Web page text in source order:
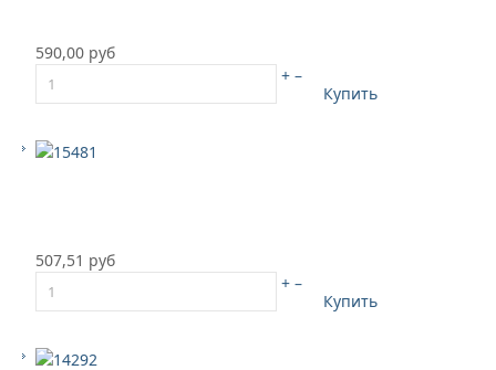
590,00 руб
+ –
Купить
507,51 руб
+ –
Купить